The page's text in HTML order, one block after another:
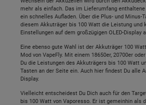
mehr als einfach. Das im Lieferumfang enthaltene
ein schnelles Aufladen. Über die Plus- und Minus-
diesem Akkuträger bis 100 Watt die Leistung und
Einstellungen auf dem großzügigen OLED-Display
Eine ebenso gute Wahl ist der Akkuträger 100
Mod von VapeFly. Mit einem 18650er, 20700er
Du die Leistungen des Akkuträgers bis 100 Watt
Tasten an der Seite ein. Auch hier findest Du alle
Display.
Vielleicht entscheidest Du Dich auch für den
bis 100 Watt von Vaporesso. Er ist gemeinhin als